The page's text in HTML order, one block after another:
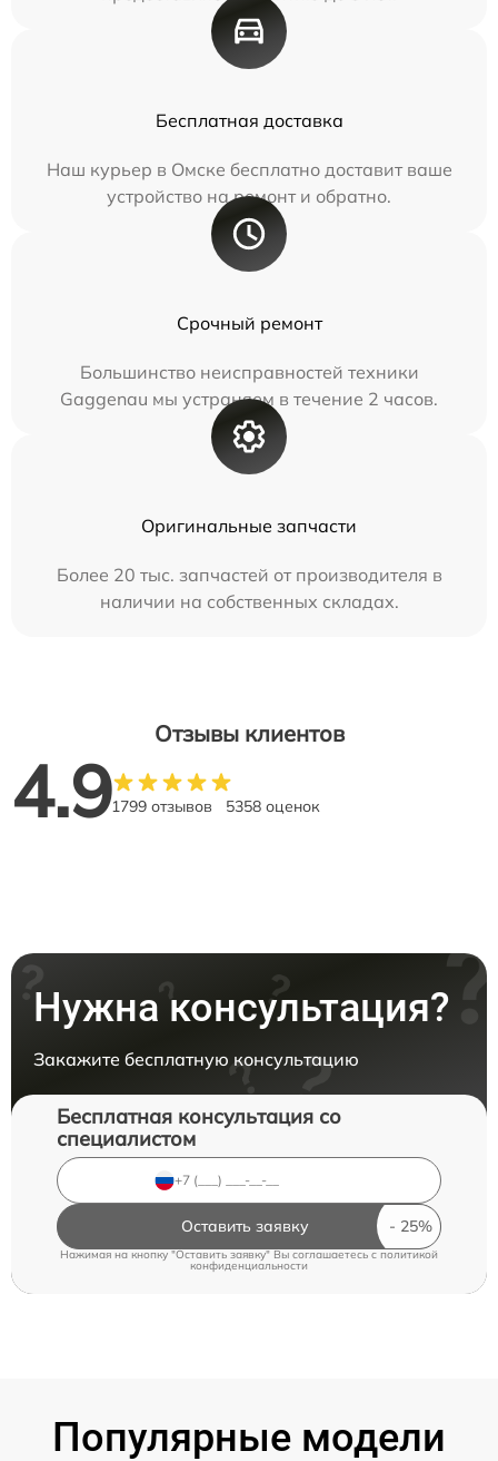
Бесплатная доставка
Наш курьер в Омске бесплатно доставит ваше
устройство на ремонт и обратно.
Срочный ремонт
Большинство неисправностей техники
Gaggenau мы устраняем в течение 2 часов.
Оригинальные запчасти
Более 20 тыс. запчастей от производителя в
наличии на собственных складах.
Отзывы клиентов
4.91799 отзывов 5358 оценок
Нужна консультация?
Закажите бесплатную консультацию
Бесплатная консультация со
специалистом
Оставить заявку
Нажимая на кнопку "Оставить заявку" Вы соглашаетесь cполитикой
конфиденциальности
Популярные модели